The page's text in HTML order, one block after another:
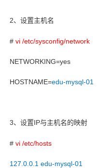
2、设置主机名
# vi /etc/sysconfig/network
NETWORKING=yes
HOSTNAME=edu-mysql-01
3、设置IP与主机名的映射
# vi /etc/hosts
127.0.0.1 edu-mysql-01